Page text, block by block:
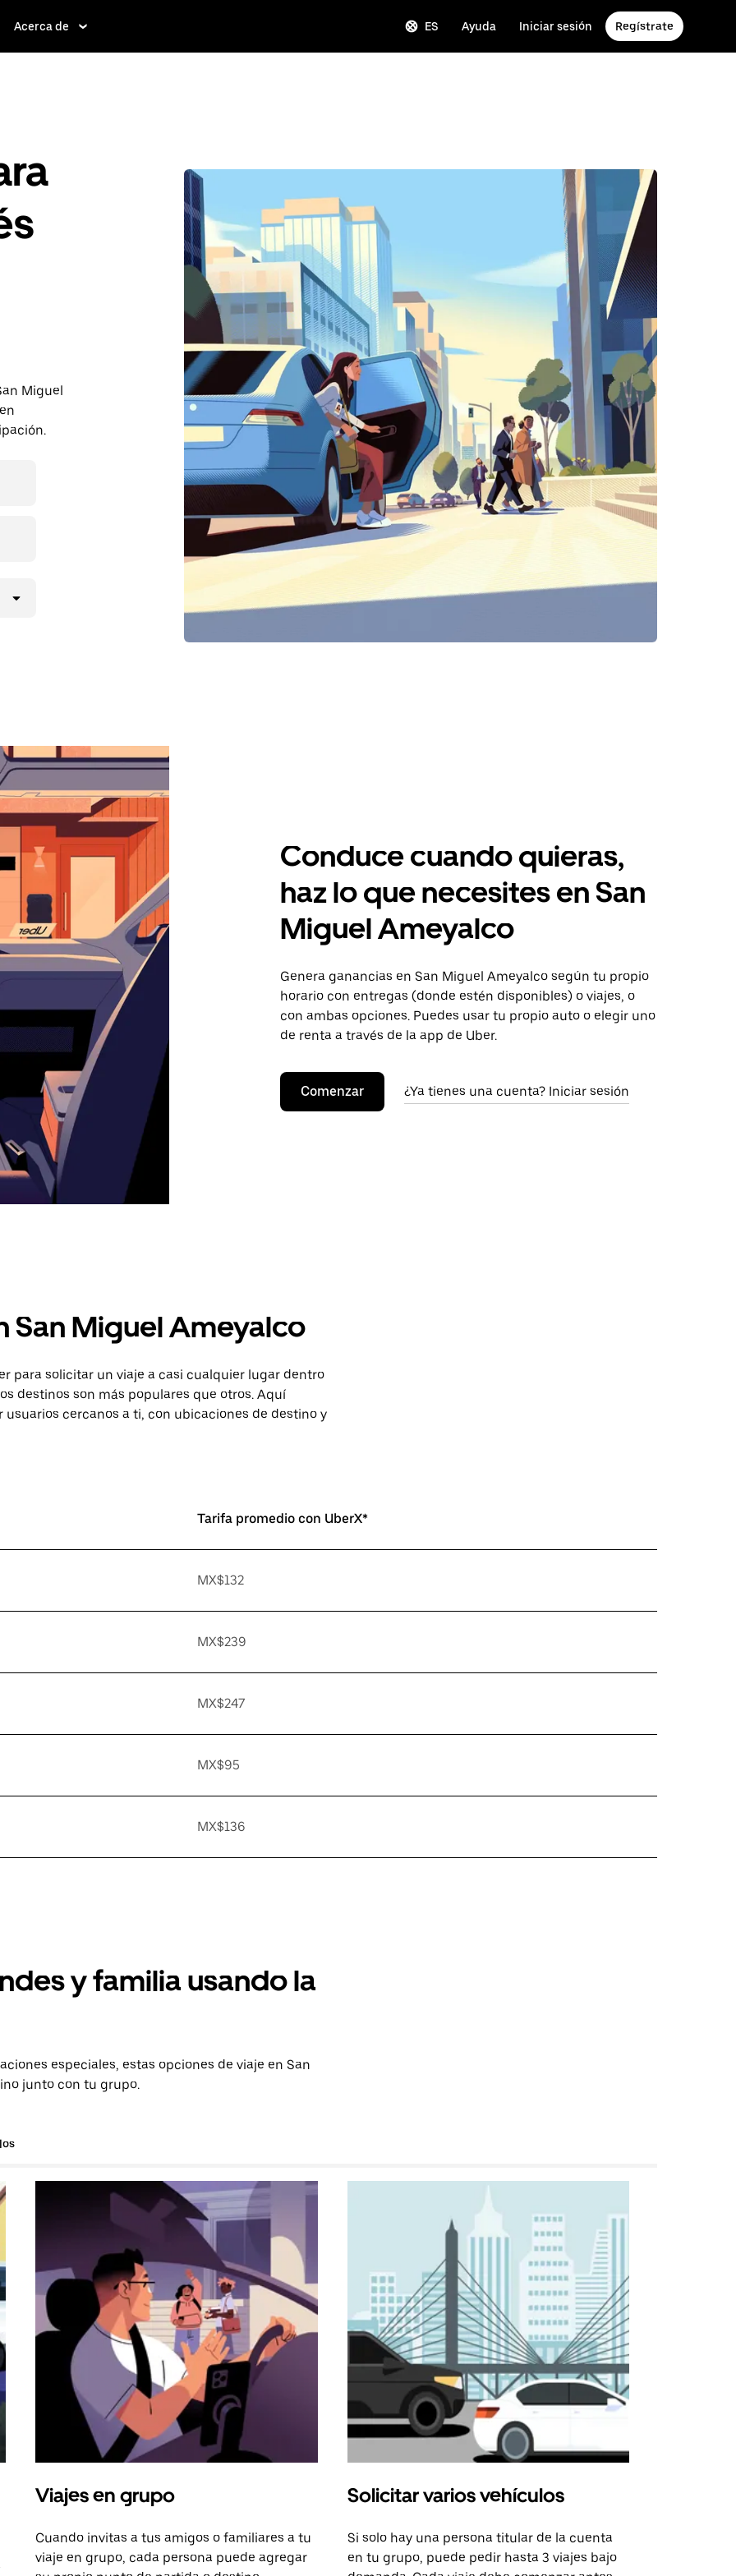
Acerca de ES Ayuda Iniciar sesión Regístrate
Miguel
Conduce cuando quieras,
haz lo que necesites en San
Miguel Ameyalco
Genera ganancias en San Miguel Ameyalco según tu propio
horario con entregas (donde estén disponibles) o viajes, o
con ambas opciones. Puedes usar tu propio auto o elegir uno
de renta a través de la app de Uber.
Comenzar ¿Ya tienes una cuenta? Iniciar sesión
San Miguel Ameyalco
para solicitar un viaje a casi cualquier lugar dentro
destinos son más populares que otros. Aquí
cercanos a ti, con ubicaciones de destino y
Tarifa promedio con UberX*
MX$132
MX$239
MX$247
MX$95
MX$136
y familia usando la
especiales, estas opciones de viaje en San
junto con tu grupo.
Viajes en grupo
Cuando invitas a tus amigos o familiares a tu
viaje en grupo, cada persona puede agregar
Solicitar varios vehículos
Si solo hay una persona titular de la cuenta
en tu grupo, puede pedir hasta 3 viajes bajo